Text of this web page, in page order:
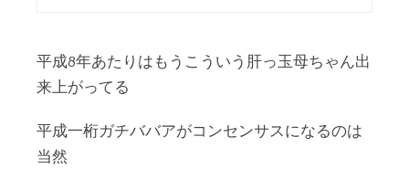
平成8年あたりはもうこういう肝っ玉母ちゃん出
来上がってる
平成一桁ガチババアがコンセンサスになるのは
当然